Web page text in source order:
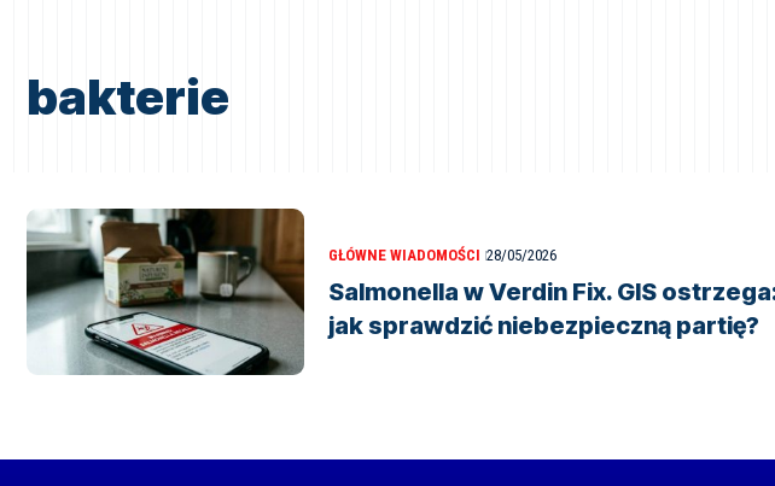
bakterie
GŁÓWNE WIADOMOŚCI 28/05/2026
Salmonella w Verdin Fix. GIS
jak sprawdzić niebezpieczną partię?